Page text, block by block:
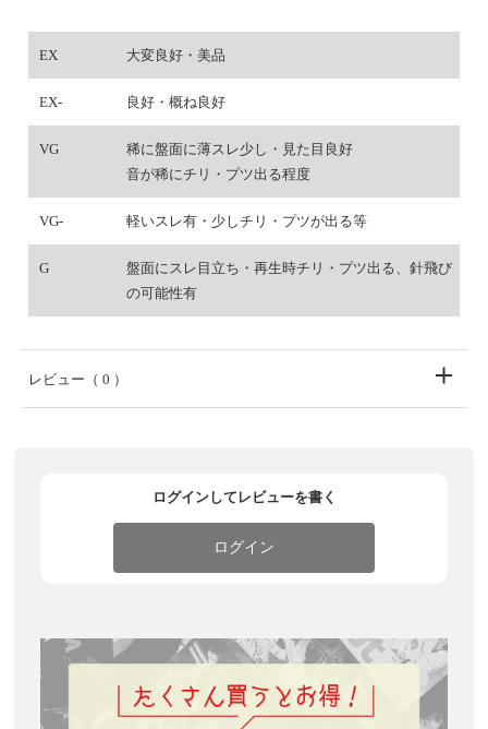
EX 大変良好・美品
EX- 良好・概ね良好
VG
稀に盤面に薄スレ少し・見た目良好
音が稀にチリ・プツ出る程度
VG- 軽いスレ有・少しチリ・プツが出る等
G
盤面にスレ目立ち・再生時チリ・プツ出る、針飛び
の可能性有
レビュー （ 0 ）
ログインしてレビューを書く
ログイン